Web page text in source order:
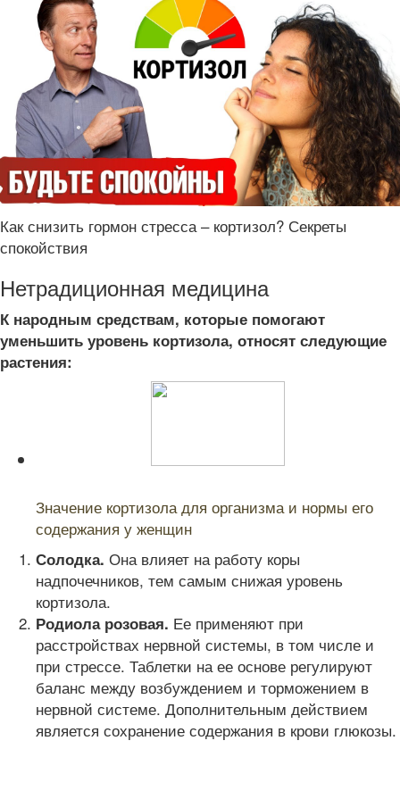
Как снизить гормон стресса – кортизол? Секреты
спокойствия
Нетрадиционная медицина
К народным средствам, которые помогают
уменьшить уровень кортизола, относят следующие
растения:
Значение кортизола для организма и нормы его
содержания у женщин
Солодка. Она влияет на работу коры
надпочечников, тем самым снижая уровень
кортизола.
Родиола розовая. Ее применяют при
расстройствах нервной системы, в том числе и
при стрессе. Таблетки на ее основе регулируют
баланс между возбуждением и торможением в
нервной системе. Дополнительным действием
является сохранение содержания в крови глюкозы.